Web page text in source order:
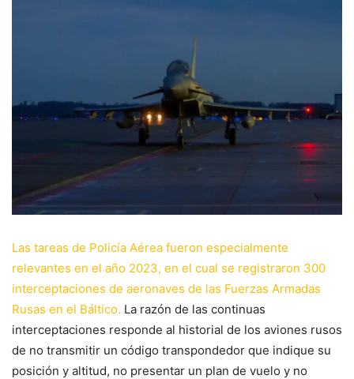
Las tareas de Policía Aérea fueron especialmente
relevantes en el año 2023, en el cual se registraron 300
interceptaciones de aeronaves de las Fuerzas Armadas
Rusas en el Báltico. La razón de las continuas
interceptaciones responde al historial de los aviones rusos
de no transmitir un código transpondedor que indique su
posición y altitud, no presentar un plan de vuelo y no